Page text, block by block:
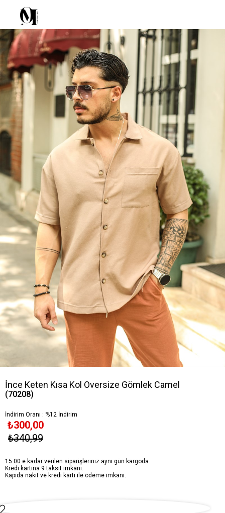
İnce Keten Kısa Kol Oversize Gömlek Camel
(70208)
İndirim Oranı : %12 İndirim
₺340,99
₺300,00
15:00 e kadar verilen siparişleriniz aynı gün kargoda.
Kredi kartına 9 taksit imkanı.
Kapıda nakit ve kredi kartı ile ödeme imkanı.